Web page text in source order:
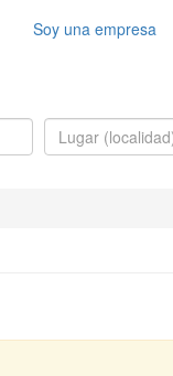
Soy una empresa